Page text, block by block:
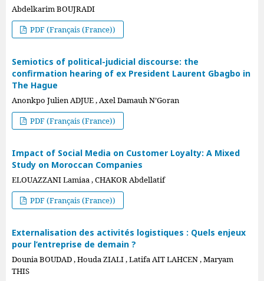
Abdelkarim BOUJRADI
PDF (Français (France))
Semiotics of political-judicial discourse: the
confirmation hearing of ex President Laurent Gbagbo in
The Hague
Anonkpo Julien ADJUE , Axel Damauh N’Goran
PDF (Français (France))
Impact of Social Media on Customer Loyalty: A Mixed
Study on Moroccan Companies
ELOUAZZANI Lamiaa , CHAKOR Abdellatif
PDF (Français (France))
Externalisation des activités logistiques : Quels enjeux
pour l’entreprise de demain ?
Dounia BOUDAD , Houda ZIALI , Latifa AIT LAHCEN , Maryam
THIS